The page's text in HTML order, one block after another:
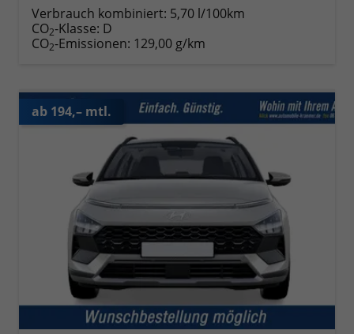
Verbrauch kombiniert: 5,70 l/100km
CO2-Klasse: D
CO2-Emissionen: 129,00 g/km
ab 194,– mtl.